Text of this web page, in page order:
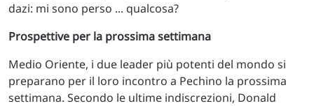
dazi: mi sono perso ... qualcosa?
Prospettive per la prossima settimana
Medio Oriente, i due leader più potenti del mondo si
preparano per il loro incontro a Pechino la prossima
settimana. Secondo le ultime indiscrezioni, Donald